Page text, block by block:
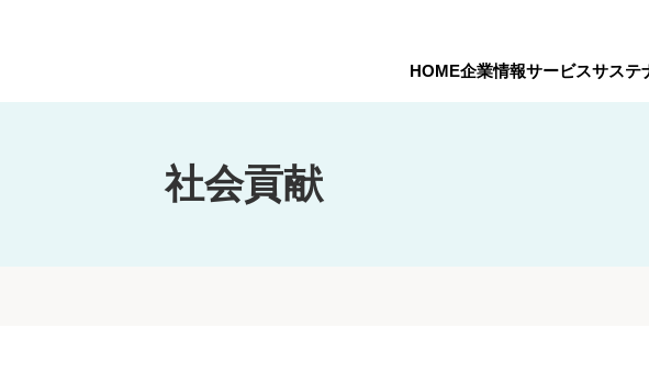
HOME企業情報サービスサステ
社会貢献